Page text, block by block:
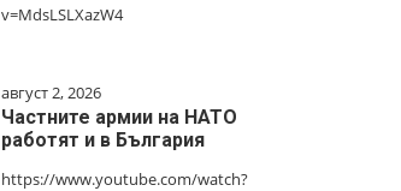
v=MdsLSLXazW4
август 2, 2026
Частните армии на НАТО
работят и в България
https://www.youtube.com/watch?